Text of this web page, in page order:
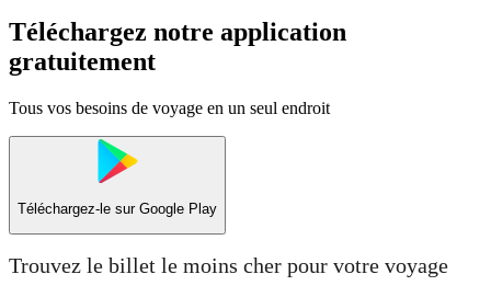
Téléchargez notre application
gratuitement
Tous vos besoins de voyage en un seul endroit
Téléchargez-le sur Google Play
Trouvez le billet le moins cher pour votre voyage